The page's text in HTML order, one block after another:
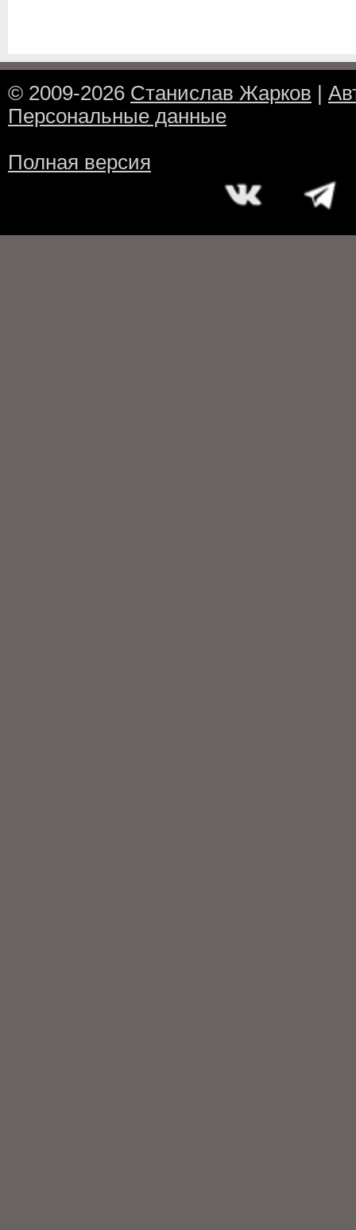
© 2009-2026 Станислав Жарков
Персональные данные
Полная версия